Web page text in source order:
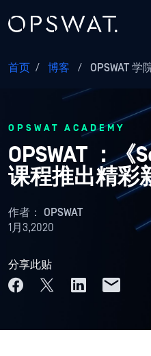
首页 / 博客 / OPSWAT
OPSWAT ACADEMY
OPSWAT ：
课程推出精彩
作者： OPSWAT
1月3,2020
分享此贴